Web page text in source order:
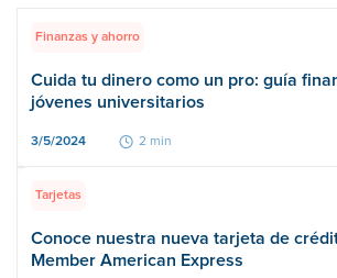
Finanzas y ahorro
Cuida tu dinero como un pro: guía
jóvenes universitarios
3/5/2024 2 min
Tarjetas
Conoce nuestra nueva tarjeta de
Member American Express